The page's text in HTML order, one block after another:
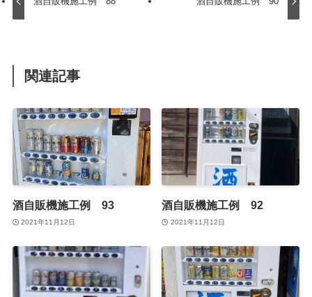
関連記事
酒自販機施工例 93
2021年11月12日
酒自販機施工例 92
2021年11月12日